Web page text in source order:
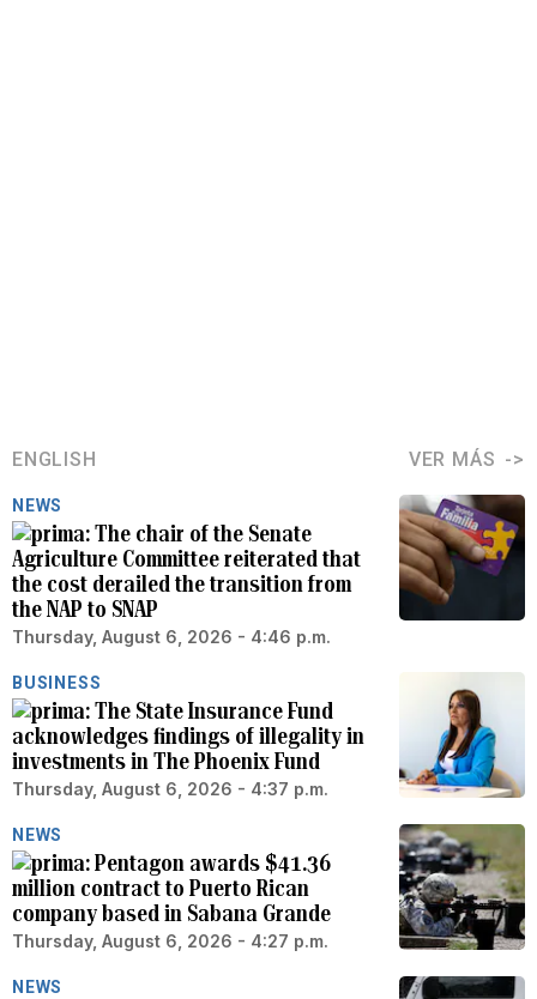
ENGLISH VER MÁS
NEWS
The chair of the Senate
Agriculture Committee reiterated that
the cost derailed the transition from
the NAP to SNAP
Thursday, August 6, 2026 - 4:46 p.m.
BUSINESS
The State Insurance Fund
acknowledges findings of illegality in
investments in The Phoenix Fund
Thursday, August 6, 2026 - 4:37 p.m.
NEWS
Pentagon awards $41.36
million contract to Puerto Rican
company based in Sabana Grande
Thursday, August 6, 2026 - 4:27 p.m.
NEWS